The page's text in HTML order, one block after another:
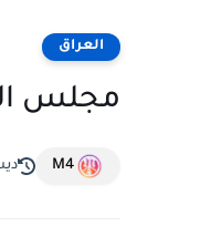
العراق
مجلس
M4